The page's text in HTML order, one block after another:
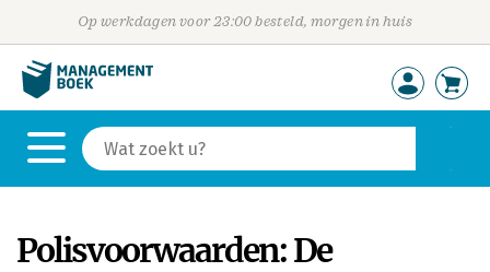
Op werkdagen voor 23:00 besteld, morgen in huis
Polisvoorwaarden: De